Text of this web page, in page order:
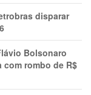
disparar
Bolsonaro
rombo de R$